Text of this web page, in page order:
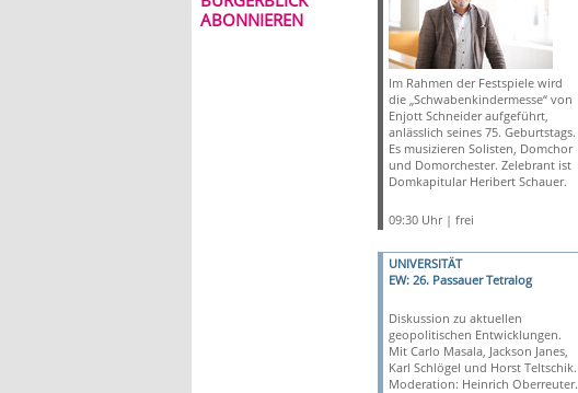
ABONNIEREN
Im Rahmen der Festspiele wird
die „Schwabenkindermesse“ von
Enjott Schneider aufgeführt,
anlässlich seines 75. Geburtstags.
Es musizieren Solisten, Domchor
und Domorchester. Zelebrant ist
Domkapitular Heribert Schauer.
09:30 Uhr | frei
UNIVERSITÄT
EW: 26. Passauer Tetralog
Diskussion zu aktuellen
geopolitischen Entwicklungen.
Mit Carlo Masala, Jackson Janes,
Karl Schlögel und Horst Teltschik.
Moderation: Heinrich Oberreuter.